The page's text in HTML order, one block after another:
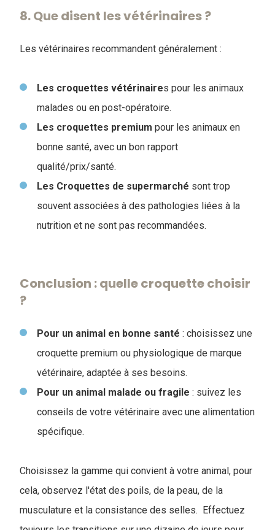
8. Que disent les vétérinaires ?
Les vétérinaires recommandent généralement :
Les croquettes vétérinaires pour les animaux
malades ou en post-opératoire.
Les croquettes premium pour les animaux en
bonne santé, avec un bon rapport
qualité/prix/santé.
Les Croquettes de supermarché sont trop
souvent associées à des pathologies liées à la
nutrition et ne sont pas recommandées.
Conclusion : quelle croquette choisir
?
Pour un animal en bonne santé : choisissez une
croquette premium ou physiologique de marque
vétérinaire, adaptée à ses besoins.
Pour un animal malade ou fragile : suivez les
conseils de votre vétérinaire avec une alimentation
spécifique.
Choisissez la gamme qui convient à votre animal, pour
cela, observez l'état des poils, de la peau, de la
musculature et la consistance des selles. Effectuez